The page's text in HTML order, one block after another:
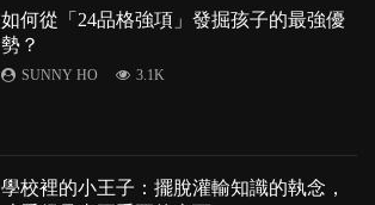
如何從「24品格強項」發掘孩子的最強優
勢？
SUNNY HO 3.1K
學校裡的小王子：擺脫灌輸知識的執念，